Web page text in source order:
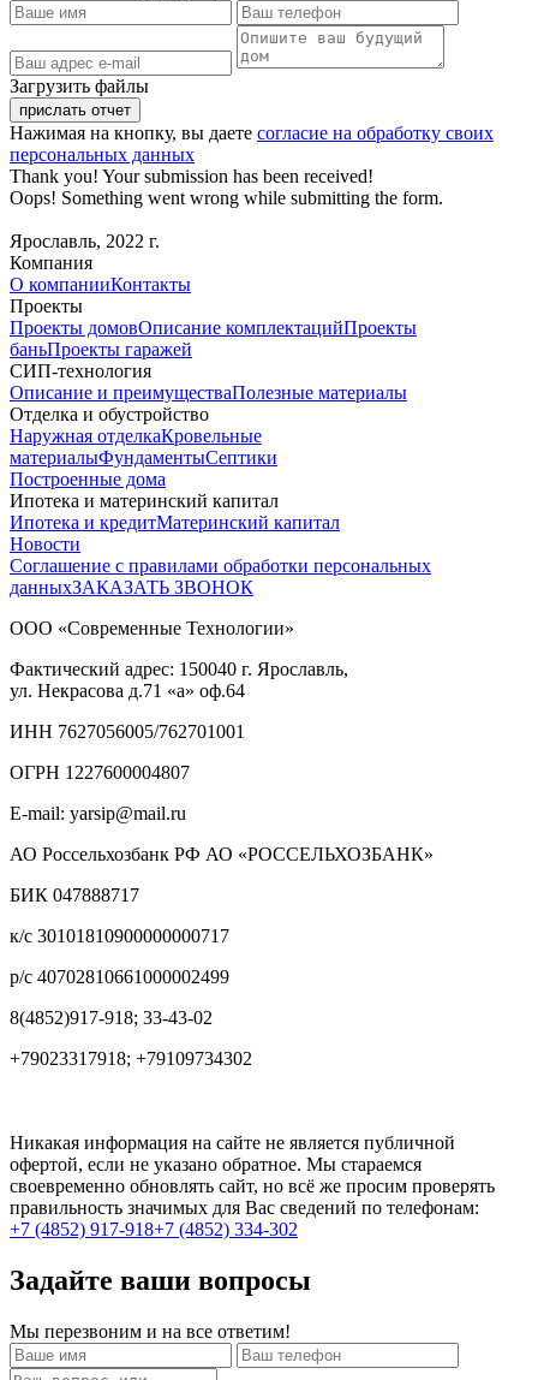
Загрузить файлы
Нажимая на кнопку, вы даете согласие на обработку своих
персональных данных
Thank you! Your submission has been received!
Oops! Something went wrong while submitting the form.
Ярославль, 2022 г.
Компания
О компанииКонтакты
Проекты
Проекты домовОписание комплектацийПроекты
баньПроекты гаражей
СИП-технология
Описание и преимуществаПолезные материалы
Отделка и обустройство
Наружная отделкаКровельные
материалыФундаментыСептики
Построенные дома
Ипотека и материнский капитал
Ипотека и кредитМатеринский капитал
Новости
Соглашение с правилами обработки персональных
данныхЗАКАЗАТЬ ЗВОНОК
ООО «Современные Технологии»
Фактический адрес: 150040 г. Ярославль,
ул. Некрасова д.71 «а» оф.64
ИНН 7627056005/762701001
ОГРН 1227600004807
E-mail: yarsip@mail.ru
АО Россельхозбанк РФ АО «РОССЕЛЬХОЗБАНК»
БИК 047888717
к/с 30101810900000000717
р/с 40702810661000002499
8(4852)917-918; 33-43-02
+79023317918; +79109734302
Никакая информация на сайте не является публичной
офертой, если не указано обратное. Мы стараемся
своевременно обновлять сайт, но всё же просим проверять
правильность значимых для Вас сведений по телефонам:
+7 (4852) 917-918+7 (4852) 334-302
Задайте ваши вопросы
Мы перезвоним и на все ответим!